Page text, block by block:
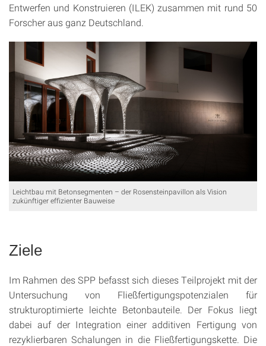
Entwerfen und Konstruieren (ILEK) zusammen mit rund 50
Forscher aus ganz Deutschland.
Leichtbau mit Betonsegmenten – der Rosensteinpavillon als Vision
zukünftiger effizienter Bauweise
Ziele
Im Rahmen des SPP befasst sich dieses Teilprojekt mit der
Untersuchung von Fließfertigungspotenzialen für
strukturoptimierte leichte Betonbauteile. Der Fokus liegt
dabei auf der Integration einer additiven Fertigung von
rezyklierbaren Schalungen in die Fließfertigungskette. Die